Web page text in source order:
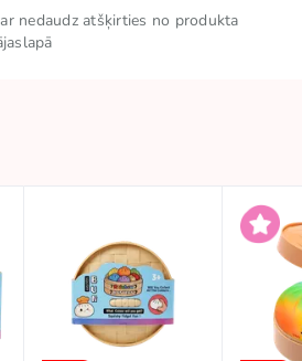
SQUISHIES
vai pārtikas produkts. Neēst.
nedaudz atšķirties no produkta